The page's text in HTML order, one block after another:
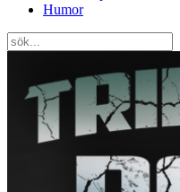
Humor